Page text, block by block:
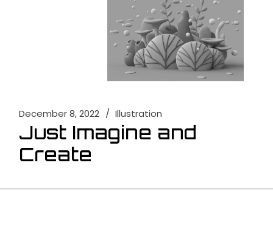
December 8, 2022 Illustration
Just Imagine and
Create